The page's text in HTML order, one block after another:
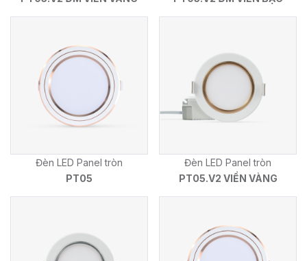
Đèn LED Panel tròn
PT05
Đèn LED Panel tròn
PT05.V2 VIỀN VÀNG